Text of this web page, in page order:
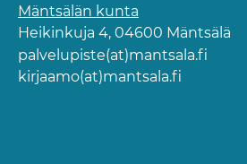
Mäntsälän kunta
Heikinkuja 4, 04600 Mäntsälä
palvelupiste(at)mantsala.fi
kirjaamo(at)mantsala.fi